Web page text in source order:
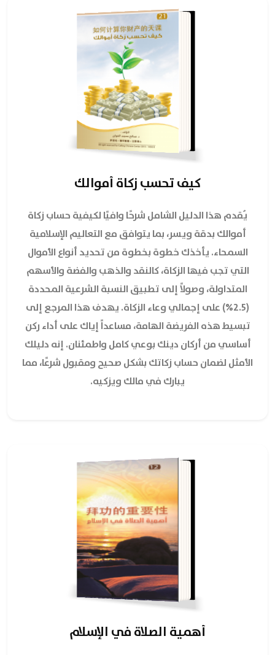
كيف تحسب زكاة أموالك
يُقدم هذا الدليل الشامل شرحًا وافيًا لكيفية حساب زكاة
أموالك بدقة ويسر، بما يتوافق مع التعاليم الإسلامية
السمحاء. يأخذك خطوة بخطوة من تحديد أنواع الأموال
التي تجب فيها الزكاة، كالنقد والذهب والفضة والأسهم
المتداولة، وصولاً إلى تطبيق النسبة الشرعية المحددة
(2.5%) على إجمالي وعاء الزكاة. يهدف هذا المرجع إلى
تبسيط هذه الفريضة الهامة، مساعداً إياك على أداء ركن
أساسي من أركان دينك بوعي كامل واطمئنان. إنه دليلك
الأمثل لضمان حساب زكاتك بشكل صحيح ومقبول شرعًا، مما
يبارك في مالك ويزكيه.
أهمية الصلاة في الإسلام